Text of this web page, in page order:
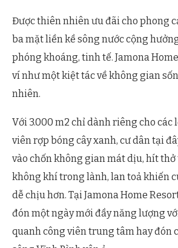
Được thiên nhiên ưu đãi cho phong
ba mặt liền kề sông nước cộng
phóng khoáng, tinh tế. Jamona
ví như một kiệt tác về không gian
nhiên.
Với 3.000 m2 chỉ dành riêng cho các
viên rợp bóng cây xanh, cư dân tại
vào chốn không gian mát dịu, hít
không khí trong lành, lan toả khiến
dễ chịu hơn. Tại Jamona Home
đón một ngày mới đầy năng lượng
quanh công viên trung tâm hay đón